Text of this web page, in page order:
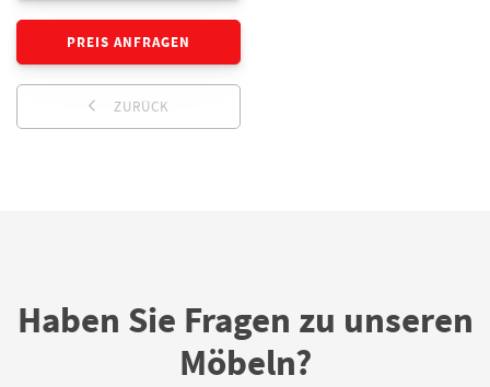
PREIS ANFRAGEN
ZURÜCK
Haben Sie Fragen zu unseren
Möbeln?